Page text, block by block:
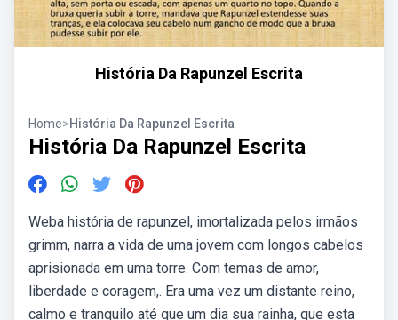
História Da Rapunzel Escrita
Home>História Da Rapunzel Escrita
História Da Rapunzel Escrita
Weba história de rapunzel, imortalizada pelos irmãos
grimm, narra a vida de uma jovem com longos cabelos
aprisionada em uma torre. Com temas de amor,
liberdade e coragem,. Era uma vez um distante reino,
calmo e tranquilo até que um dia sua rainha, que esta